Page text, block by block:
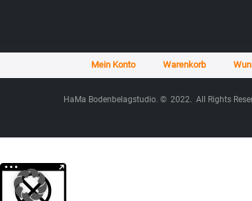
Mein Konto Warenkorb
HaMa Bodenbelagstudio. © 2022. All Rights
Weitere Informationen über den gesperrten Inhalt.